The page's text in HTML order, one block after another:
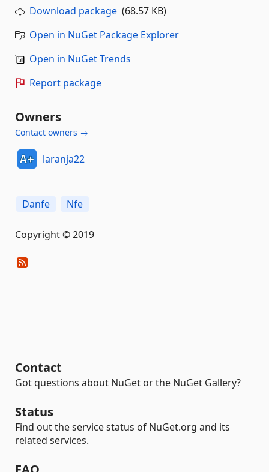
Download package (68.57 KB)
Open in NuGet Package Explorer
Open in NuGet Trends
Report package
Owners
Contact owners →
laranja22
Danfe Nfe
Copyright © 2019
Contact
Got questions about NuGet or the NuGet Gallery?
Status
Find out the service status of NuGet.org and its
related services.